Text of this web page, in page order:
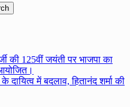
की 125वीं जयंती पर भाजपा का
में बदलाव, हितानंद शर्मा की